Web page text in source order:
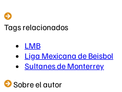
Tags relacionados
LMB
Liga Mexicana de Beisbol
Sultanes de Monterrey
Sobre el autor